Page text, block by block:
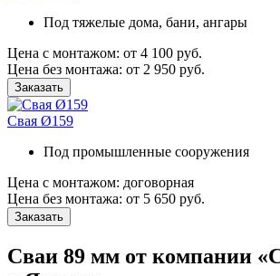
Под тяжелые дома, бани, ангары
Цена с монтажом: от 4 100 руб.
Цена без монтажа: от 2 950 руб.
Заказать
Свая Ø159
Под промышленные сооружения
Цена с монтажом: договорная
Цена без монтажа: от 5 650 руб.
Заказать
Сваи 89 мм от компании